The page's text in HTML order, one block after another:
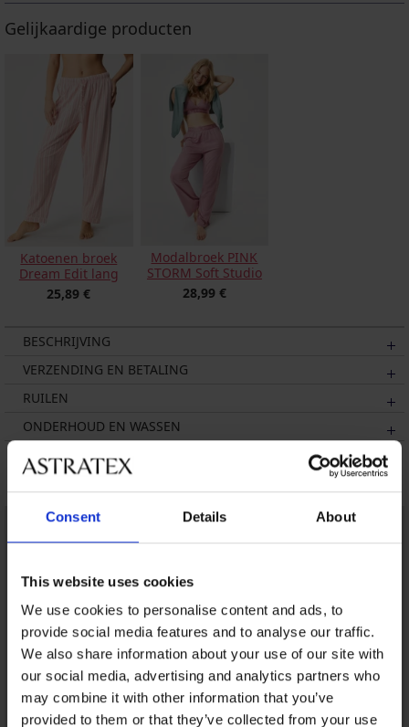
Consent Details About
This website uses cookies
We use cookies to personalise content and ads, to
provide social media features and to analyse our traffic.
We also share information about your use of our site with
our social media, advertising and analytics partners who
may combine it with other information that you’ve
provided to them or that they’ve collected from your use
Gelijkaardige producten
Katoenen broek
Dream Edit lang
25,89 €
Modalbroek PINK
STORM Soft Studio
28,99 €
BESCHRIJVING
VERZENDING EN BETALING
RUILEN
ONDERHOUD EN WASSEN
Misschien vindt u dit ook leuk